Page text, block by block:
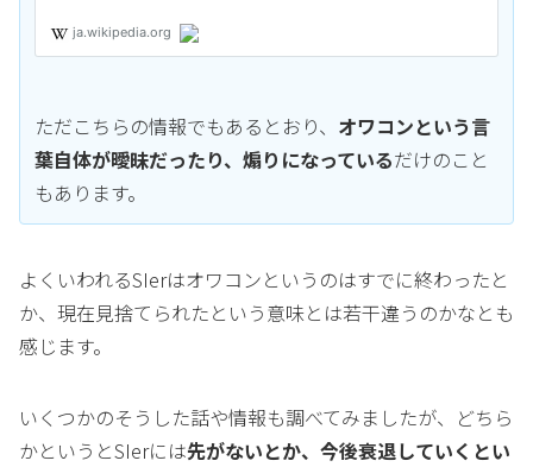
ただこちらの情報でもあるとおり、 オワコンという言
葉自体が曖昧だったり、煽りになっているだけのこと
もあります。
よくいわれるSIerはオワコンというのはすでに終わったと
か、現在見捨てられたという意味とは若干違うのかなとも
感じます。
いくつかのそうした話や情報も調べてみましたが、どちら
かというとSIerには先がないとか、今後衰退していくとい